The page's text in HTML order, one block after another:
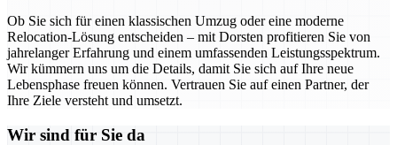
Ob Sie sich für einen klassischen Umzug oder eine moderne
Relocation-Lösung entscheiden – mit Dorsten profitieren Sie von
jahrelanger Erfahrung und einem umfassenden Leistungsspektrum.
Wir kümmern uns um die Details, damit Sie sich auf Ihre neue
Lebensphase freuen können. Vertrauen Sie auf einen Partner, der
Ihre Ziele versteht und umsetzt.
Wir sind für Sie da